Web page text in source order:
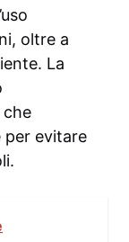
oltre a
La
che
per evitare